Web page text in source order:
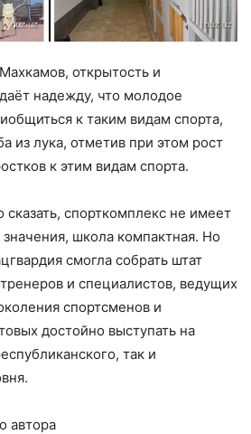
открытость и
надежду, что молодое
к таким видам спорта,
из лука, отметив при этом рост
к этим видам спорта.
спорткомплекс не имеет
школа компактная. Но
смогла собрать штат
и специалистов, ведущих
спортсменов и
достойно выступать на
так и
автора